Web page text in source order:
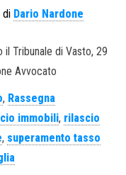
di Dario Nardone
il Tribunale di Vasto, 29
Avvocato
, Rassegna
immobili, rilascio
, superamento tasso